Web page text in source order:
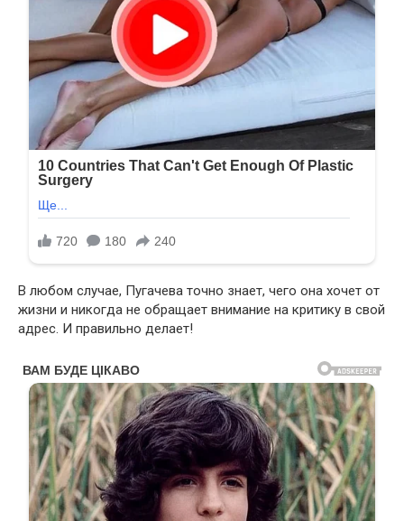
В любом случае, Пугачева точно знает, чего она хочет от
жизни и никогда не обращает внимание на критику в свой
адрес. И правильно делает!